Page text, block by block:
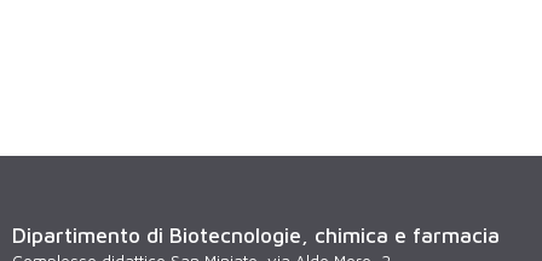
Dipartimento di Biotecnologie, chimica e farmacia